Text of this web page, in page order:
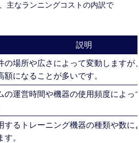
主なランニングコストの内訳で
説明
の場所や広さによって変動しますが
額になることが多いです。
の運営時間や機器の使用頻度によっ
するトレーニング機器の種類や数に
す。